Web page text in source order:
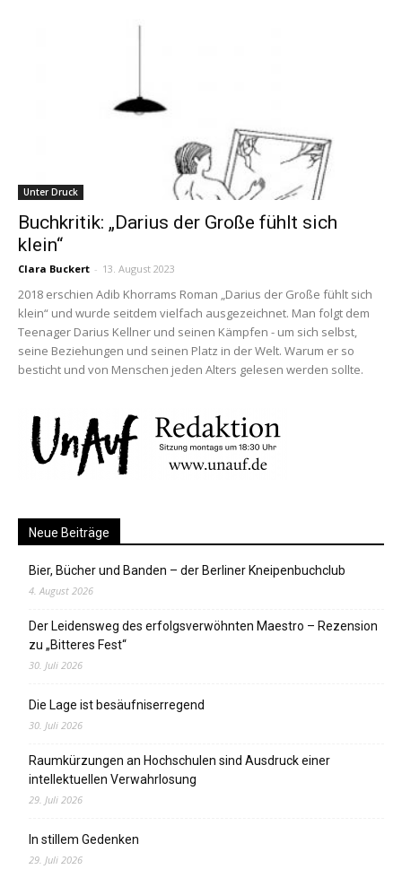
Unter Druck
Buchkritik: „Darius der Große fühlt sich
klein“
Clara Buckert - 13. August 2023
2018 erschien Adib Khorrams Roman „Darius der Große fühlt sich
klein“ und wurde seitdem vielfach ausgezeichnet. Man folgt dem
Teenager Darius Kellner und seinen Kämpfen - um sich selbst,
seine Beziehungen und seinen Platz in der Welt. Warum er so
besticht und von Menschen jeden Alters gelesen werden sollte.
Neue Beiträge
Bier, Bücher und Banden – der Berliner Kneipenbuchclub
4. August 2026
Der Leidensweg des erfolgsverwöhnten Maestro – Rezension
zu „Bitteres Fest“
30. Juli 2026
Die Lage ist besäufniserregend
30. Juli 2026
Raumkürzungen an Hochschulen sind Ausdruck einer
intellektuellen Verwahrlosung
29. Juli 2026
In stillem Gedenken
29. Juli 2026